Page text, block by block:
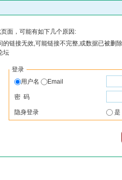
面，可能有如下几个原因:
的链接无效,可能链接不完整,或数据已被删
坛
登录
用户名
Email
密 码
隐身登录